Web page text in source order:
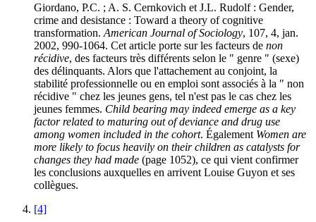
Giordano, P.C. ; A. S. Cernkovich et J.L. Rudolf : Gender,
crime and desistance : Toward a theory of cognitive
transformation. American Journal of Sociology, 107, 4, jan.
2002, 990-1064. Cet article porte sur les facteurs de non
récidive, des facteurs très différents selon le " genre " (sexe)
des délinquants. Alors que l'attachement au conjoint, la
stabilité professionnelle ou en emploi sont associés à la " non
récidive " chez les jeunes gens, tel n'est pas le cas chez les
jeunes femmes. Child bearing may indeed emerge as a key
factor related to maturing out of deviance and drug use
among women included in the cohort. Également Women are
more likely to focus heavily on their children as catalysts for
changes they had made (page 1052), ce qui vient confirmer
les conclusions auxquelles en arrivent Louise Guyon et ses
collègues.
[4]